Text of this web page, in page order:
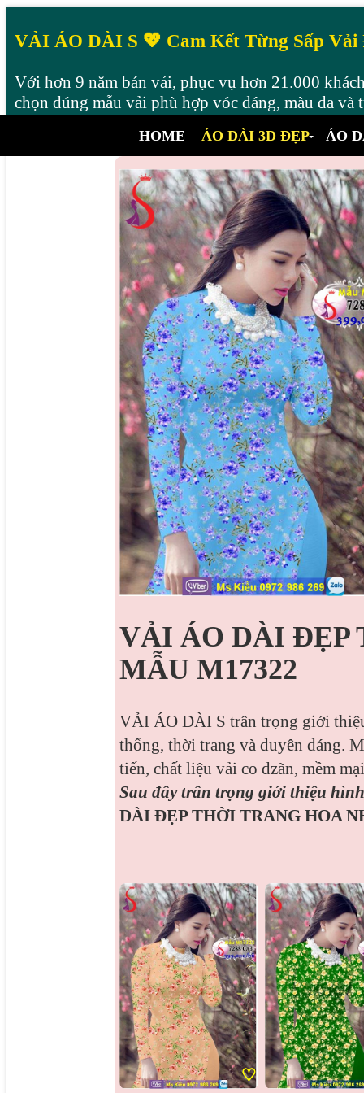
VẢI ÁO DÀI S 💖 Cam Kết Từng Sấp
Với hơn 9 năm bán vải, phục vụ hơn 21.000
chọn đúng mẫu vải phù hợp vóc dáng, màu da
HOME ÁO DÀI 3D ĐẸP ÁO
VẢI ÁO DÀI ĐẸP
MẪU M17322
VẢI ÁO DÀI S trân trọng giới
thống, thời trang và duyên dáng.
tiến, chất liệu vải co dzãn, mềm
Sau đây trân trọng giới thiệu
DÀI ĐẸP THỜI TRANG HOA
♡